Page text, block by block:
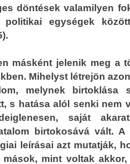
döntések valamilyen
egységek
másként jelenik meg a
Mihelyst létrejön
melynek birtoklása
s hatása alól senki nem
saját
birtokosává vált. A
leírásai azt mutatják,
mások, mint voltak